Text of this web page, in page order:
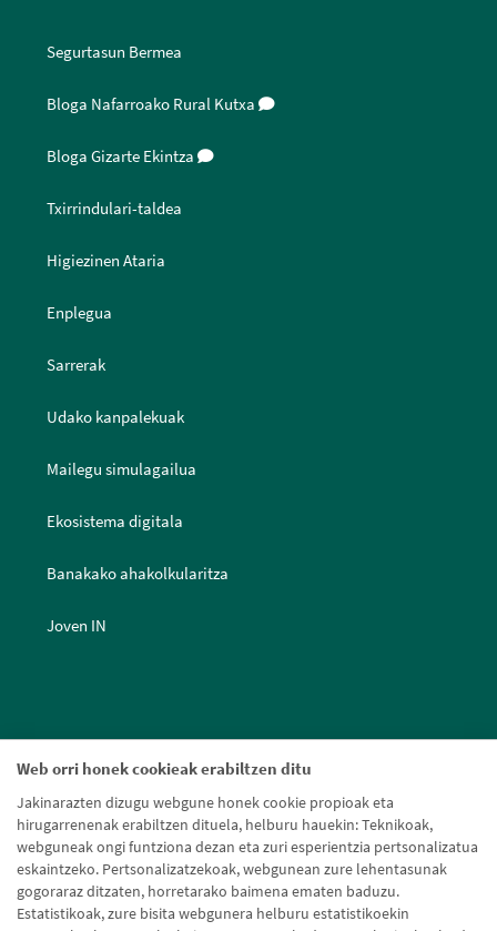
Web orri honek cookieak erabiltzen ditu
Jakinarazten dizugu webgune honek cookie propioak eta
hirugarrenenak erabiltzen dituela, helburu hauekin: Teknikoak,
webguneak ongi funtziona dezan eta zuri esperientzia pertsonalizatua
eskaintzeko. Pertsonalizatzekoak, webgunean zure lehentasunak
gogoraraz ditzaten, horretarako baimena ematen baduzu.
Estatistikoak, zure bisita webgunera helburu estatistikoekin
Segurtasun Bermea
Bloga Nafarroako Rural Kutxa
Bloga Gizarte Ekintza
Txirrindulari-taldea
Higiezinen Ataria
Enplegua
Sarrerak
Udako kanpalekuak
Mailegu simulagailua
Ekosistema digitala
Banakako ahakolkularitza
Joven IN